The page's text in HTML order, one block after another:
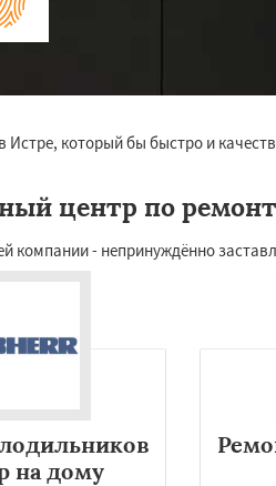
который бы быстро и
центр по
компании - непринуждённо
на дому